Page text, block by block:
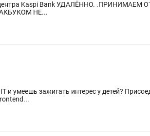
ОТ 18 ЛЕТ. .СТУДЕНТОВ И ЗАОЧНИКОВ НЕ
НА СЧЕТАХ НЕ ПРИНИМАЕМ. .С МАКБУКОМ НЕ...
умеешь зажигать интерес у детей?
плюсом: Frontend...